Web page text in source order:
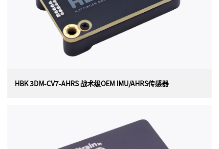
HBK 3DM-CV7-AHRS 战术级OEM IMU/AHRS传感器
HBK 3DM-CV7-AHRS 战术级OEM IMU/AHRS传感